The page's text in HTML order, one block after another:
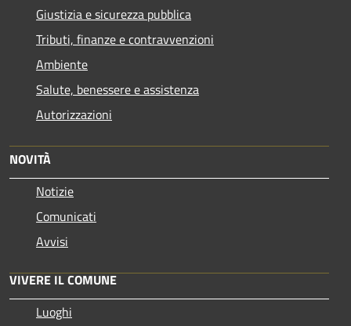
Giustizia e sicurezza pubblica
Tributi, finanze e contravvenzioni
Ambiente
Salute, benessere e assistenza
Autorizzazioni
NOVITÀ
Notizie
Comunicati
Avvisi
VIVERE IL COMUNE
Luoghi